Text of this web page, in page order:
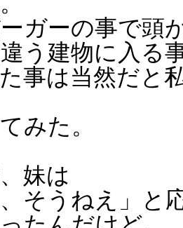
ガーの事で頭
う建物に入る
事は当然だと
みた。
妹は
、そうねえ」と